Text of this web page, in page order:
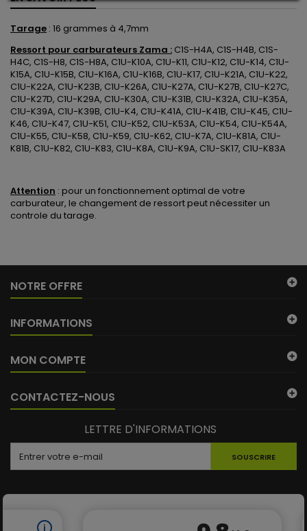
Tarage : 16 grammes à 4,7mm
Ressort pour carburateurs Zama : C1S-H4A, C1S-H4B, C1S-
H4C, C1S-H8, C1S-H8A, C1U-K10A, C1U-K11, C1U-K12, C1U-K14, C1U-
K15A, C1U-K15B, C1U-K16A, C1U-K16B, C1U-K17, C1U-K21A, C1U-K22,
C1U-K22A, C1U-K23B, C1U-K26A, C1U-K27A, C1U-K27B, C1U-K27C,
C1U-K27D, C1U-K29A, C1U-K30A, C1U-K31B, C1U-K32A, C1U-K35A,
C1U-K39A, C1U-K39B, C1U-K4, C1U-K41A, C1U-K41B, C1U-K45, C1U-
K46, C1U-K47, C1U-K51, C1U-K52, C1U-K53A, C1U-K54, C1U-K54A,
C1U-K55, C1U-K58, C1U-K59, C1U-K62, C1U-K7A, C1U-K81A, C1U-
K81B, C1U-K82, C1U-K83, C1U-K8A, C1U-K9A, C1U-SK17, C1U-K83A
Attention : pour un fonctionnement optimal de votre
carburateur, le changement de ressort peut nécessiter un
controle du tarage.
NOTRE OFFRE
INFORMATIONS
MON COMPTE
CONTACTEZ-NOUS
LETTRE D'INFORMATIONS
SOUSCRIRE